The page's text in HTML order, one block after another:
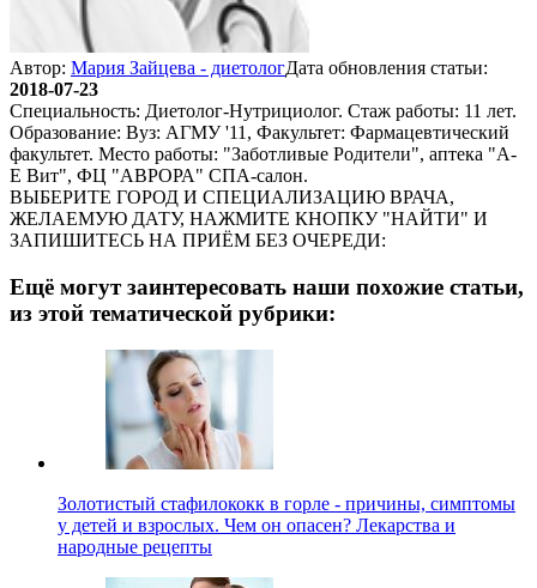
Автор: Мария Зайцева - диетологДата обновления статьи:
2018-07-23
Специальность: Диетолог-Нутрициолог. Стаж работы: 11 лет.
Образование: Вуз: АГМУ '11, Факультет: Фармацевтический
факультет. Место работы: "Заботливые Родители", аптека "А-
Е Вит", ФЦ "АВРОРА" СПА-салон.
ВЫБЕРИТЕ ГОРОД И СПЕЦИАЛИЗАЦИЮ ВРАЧА,
ЖЕЛАЕМУЮ ДАТУ, НАЖМИТЕ КНОПКУ "НАЙТИ" И
ЗАПИШИТЕСЬ НА ПРИЁМ БЕЗ ОЧЕРЕДИ:
Ещё могут заинтересовать наши похожие статьи,
из этой тематической рубрики:
Золотистый стафилококк в горле - причины, симптомы
у детей и взрослых. Чем он опасен? Лекарства и
народные рецепты